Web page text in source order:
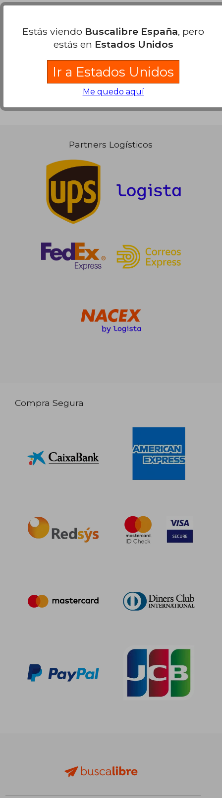
Ver más opiniones de clientes
Partners Logísticos
Compra Segura
Estás viendo Buscalibre España, pero
estás en Estados Unidos
Ir a Estados Unidos
Me quedo aquí